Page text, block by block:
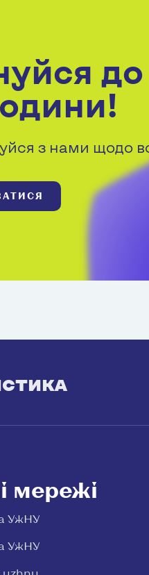
з нами щодо
мережі
УжНУ
УжНУ